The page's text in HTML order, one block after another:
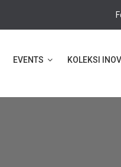
EVENTS KOLEKSI